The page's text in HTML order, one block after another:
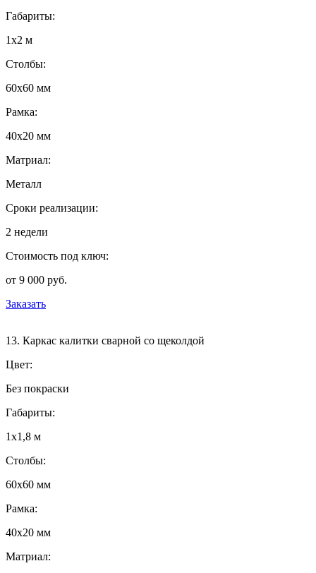
Габариты:
1х2 м
Столбы:
60х60 мм
Рамка:
40х20 мм
Матриал:
Металл
Сроки реализации:
2 недели
Стоимость под ключ:
от 9 000 руб.
Заказать
13. Каркас калитки сварной со щеколдой
Цвет:
Без покраски
Габариты:
1х1,8 м
Столбы:
60х60 мм
Рамка:
40х20 мм
Матриал: